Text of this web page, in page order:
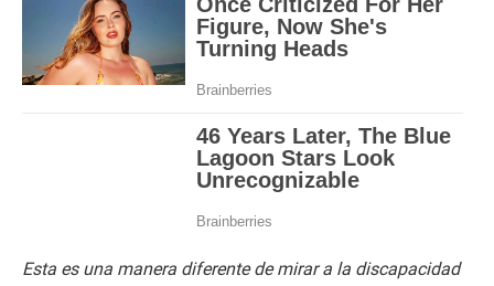
Esta es una manera diferente de mirar a la discapacidad